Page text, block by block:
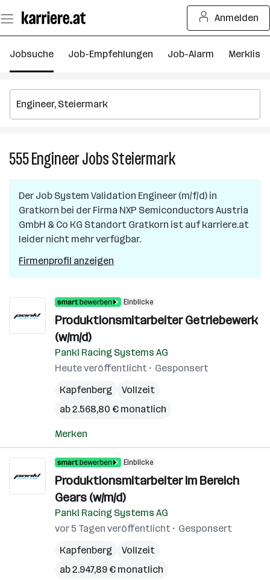
Seiteninhalt
springen
Anmelden
Jobsuche Job-Empfehlungen Job-Alarm Merkliste
555EngineerJobsSteiermark555
in
Steiermark
Der Job System Validation Engineer (m/f/d) in
Gratkorn bei der Firma NXP Semiconductors Austria
GmbH & Co KG Standort Gratkorn ist auf karriere.at
leider nicht mehr verfügbar.
Firmenprofil anzeigen
Einblicke
Produktionsmitarbeiter Getriebewerk
(w/m/d)
Pankl Racing Systems AG
Heute veröffentlicht
Gesponsert
Kapfenberg
Vollzeit
ab 2.568,80 € monatlich
Merken
Einblicke
Produktionsmitarbeiter im Bereich
Gears (w/m/d)
Pankl Racing Systems AG
vor 5 Tagen veröffentlicht
Gesponsert
Kapfenberg
Vollzeit
ab 2.947,89 € monatlich